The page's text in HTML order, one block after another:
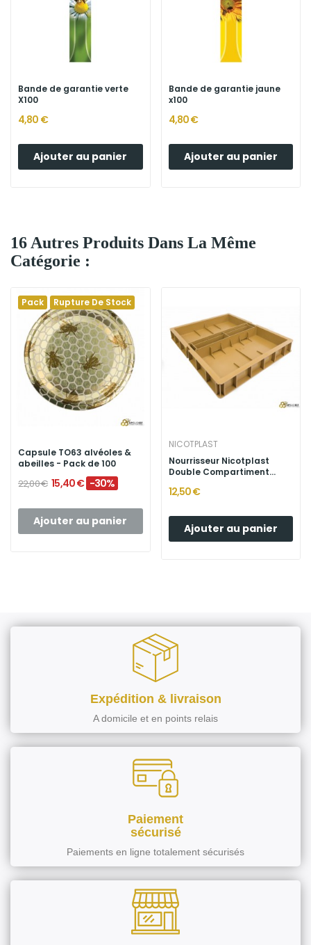
Bande de garantie verte
X100
4,80 €
Ajouter au panier
Bande de garantie jaune
x100
4,80 €
Ajouter au panier
16 Autres Produits Dans La Même
Catégorie :
Pack Rupture De Stock
Capsule TO63 alvéoles &
abeilles - Pack de 100
22,00 € 15,40 € -30%
Ajouter au panier
NICOTPLAST
Nourrisseur Nicotplast
Double Compartiment...
12,50 €
Ajouter au panier
Expédition & livraison
A domicile et en points relais
Paiement
sécurisé
Paiements en ligne totalement sécurisés